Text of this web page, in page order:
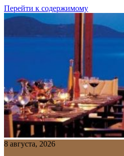
Перейти к содержимому
8 августа, 2026